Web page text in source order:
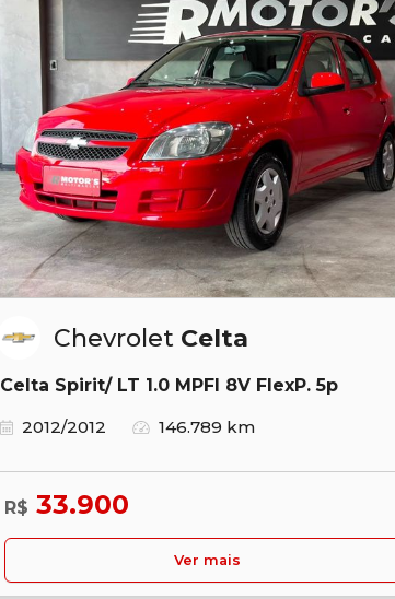
Chevrolet Celta
Celta Spirit/ LT 1.0 MPFI 8V FlexP. 5p
2012/2012
146.789 km
R$ 33.900
Ver mais